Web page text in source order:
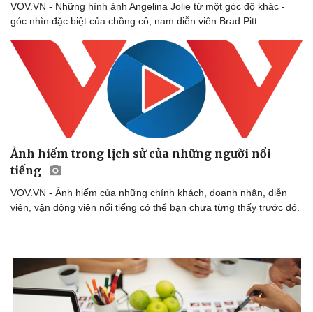
Doanh nghiệp
Thông tin doanh nghiệp
Doanh nghiệp 24h
Doanh nhân
Vì cộng đồng
Công nghệ
Sành điệu
Tin Công nghệ
Trải nghiệm
Chuyển đổi số
VOV.VN - Những hình ảnh Angelina Jolie từ một góc độ khác -
góc nhìn đặc biệt của chồng cô, nam diễn viên Brad Pitt.
Ảnh hiếm trong lịch sử của những người nổi
tiếng
VOV.VN - Ảnh hiếm của những chính khách, doanh nhân, diễn
viên, vận động viên nổi tiếng có thể bạn chưa từng thấy trước đó.